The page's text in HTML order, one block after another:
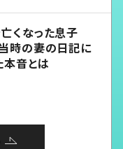
くなった息子
時の妻の日記に
本音とは